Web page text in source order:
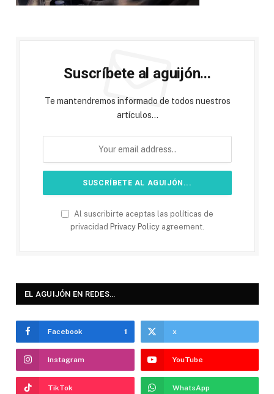
Suscríbete al aguijón...
Te mantendremos informado de todos nuestros
artículos...
Al suscribirte aceptas las políticas de
privacidad Privacy Policy agreement.
EL AGUIJÓN EN REDES…
Facebook 1 x
Instagram YouTube
TikTok WhatsApp